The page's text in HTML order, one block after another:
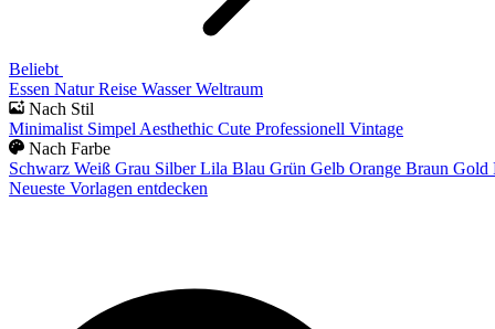
Beliebt
Essen Natur Reise Wasser Weltraum
Nach Stil
Minimalist Simpel Aesthethic Cute Professionell Vintage
Nach Farbe
Schwarz Weiß Grau Silber Lila Blau Grün Gelb Orange Braun Gold
Neueste Vorlagen entdecken